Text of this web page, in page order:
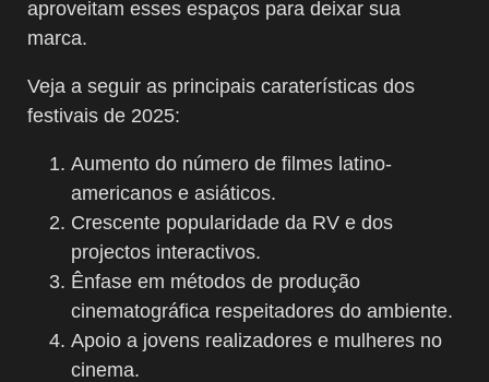
aproveitam esses espaços para deixar sua
marca.
Veja a seguir as principais caraterísticas dos
festivais de 2025:
Aumento do número de filmes latino-
americanos e asiáticos.
Crescente popularidade da RV e dos
projectos interactivos.
Ênfase em métodos de produção
cinematográfica respeitadores do ambiente.
Apoio a jovens realizadores e mulheres no
cinema.